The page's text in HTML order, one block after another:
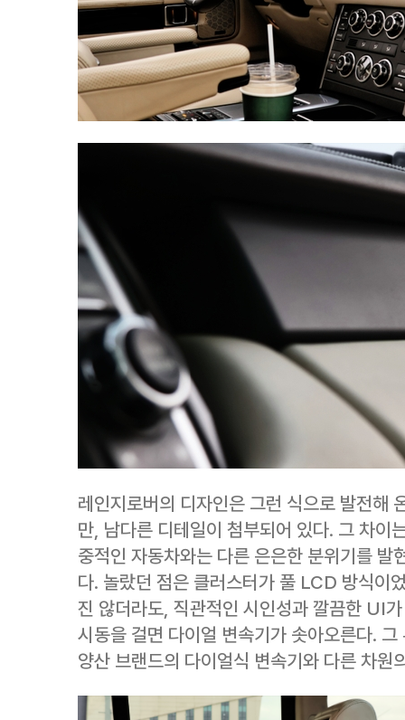
레인지로버의 디자인은 그런 식으로 발전해
만, 남다른 디테일이 첨부되어 있다. 그 차이
중적인 자동차와는 다른 은은한 분위기를 발
다. 놀랐던 점은 클러스터가 풀 LCD 방식이
진 않더라도, 직관적인 시인성과 깔끔한 UI
시동을 걸면 다이얼 변속기가 솟아오른다.
양산 브랜드의 다이얼식 변속기와 다른 차원